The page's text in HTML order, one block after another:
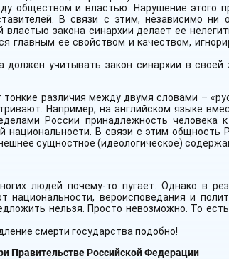
обществом и властью. Нарушение этого
В связи с этим, независимо ни
закона синархии делает ее
главным ее свойством и качеством,
учитывать закон синархии в своей
различия между двумя словами –
Например, на английском языке
России принадлежность человека
национальности. В связи с этим общность
сущностное (идеологическое)
людей почему-то пугает. Однако в
национальности, вероисповедания и
нельзя. Просто невозможно. То
смерти государства подобно!
Правительстве Российской Федерации